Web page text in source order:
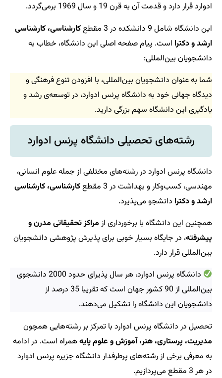
ادوارد قرار دارد و قدمت آن به قرن 19 و سال 1969 برمی‌گردد.
این دانشگاه شامل 9 دانشکده در 3 مقطع
کارشناسی، کارشناسی
ارشد و دکترا است. پیام صفحه اصلی این دانشگاه، خطاب به
دانشجویان بین‌المللی:
شما به عنوان دانشجویان بین‌المللی، با افزودن تنوع فرهنگی و
دیدگاه جهانی خود به دانشگاه پرنس ادوارد، در توسعه‌ی رشد و
یادگیری این دانشگاه سهم بزرگی دارید.
رشته‌های تحصیلی دانشگاه پرنس ادوارد
دانشگاه پرنس ادوارد در رشته‌های مختلفی از جمله علوم انسانی،
مهندسی، کسب‌وکار و بهداشت در 3 مقطع
کارشناسی، کارشناسی
ارشد و دکترا دانشجو می‌پذیرد.
همچنین این دانشگاه با برخورداری از مراکز تحقیقاتی مدرن و
پیشرفته، در جایگاه بسیار خوبی برای پذیرش پژوهشی دانشجویان
بین‌المللی قرار دارد.
دانشگاه پرنس ادوارد، هر سال پذیرای حدود 2000 دانشجوی
بین‌المللی از 90 کشور جهان است که تقریبا 35 درصد از
دانشجویان این دانشگاه را تشکیل می‌دهند.
تحصیل در دانشگاه پرنس ادوارد با تمرکز بر رشته‌هایی همچون
مدیریت، پرستاری، هنر، آموزش و علوم پایههمراه است. در ادامه
به معرفی برخی از رشته‌های پرطرفدار دانشگاه جزیره پرنس ادوارد
در هر 3 مقطع می‌پردازیم.